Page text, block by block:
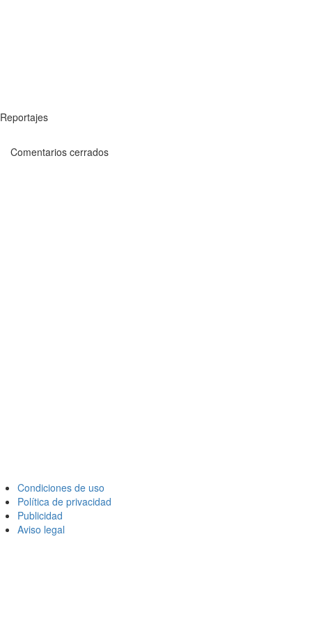
Reportajes
Comentarios cerrados
Condiciones de uso
Política de privacidad
Publicidad
Aviso legal